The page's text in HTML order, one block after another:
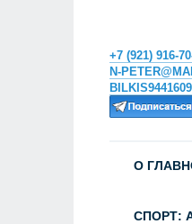
+7 (921) 916-
N-
О
СПОРТ: